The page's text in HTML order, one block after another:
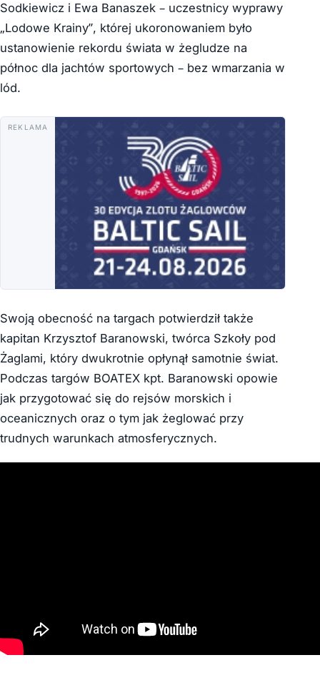
Sodkiewicz i Ewa Banaszek – uczestnicy wyprawy
„Lodowe Krainy”, której ukoronowaniem było
ustanowienie rekordu świata w żegludze na
północ dla jachtów sportowych – bez wmarzania w
lód.
REKLAMA
Swoją obecność na targach potwierdził także
kapitan Krzysztof Baranowski, twórca Szkoły pod
Żaglami, który dwukrotnie opłynął samotnie świat.
Podczas targów BOATEX kpt. Baranowski opowie
jak przygotować się do rejsów morskich i
oceanicznych oraz o tym jak żeglować przy
trudnych warunkach atmosferycznych.